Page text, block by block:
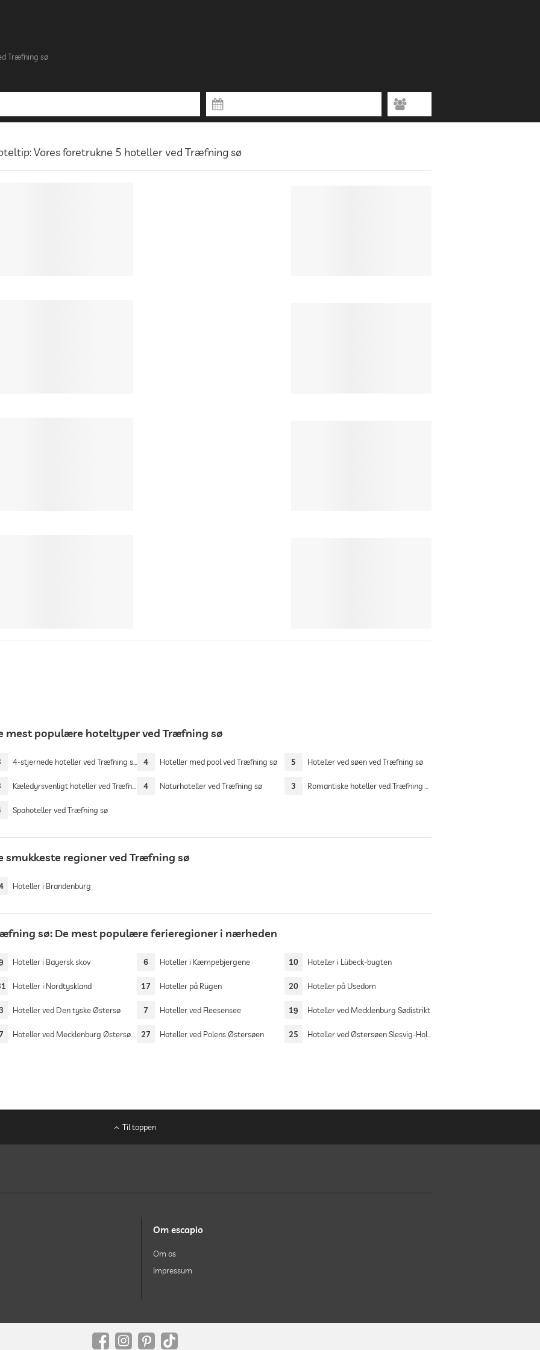
Træfning sø
Vores foretrukne 5 hoteller ved Træfning sø
mest populære hoteltyper ved Træfning sø
4-stjernede hoteller ved Træfning sø 4 Hoteller med pool ved Træfning sø 5 Hoteller ved søen ved Træfning sø
Kæledyrsvenligt hoteller ved Træfning sø 4 Naturhoteller ved Træfning sø 3 Romantiske hoteller ved Træfning sø
Spahoteller ved Træfning sø
smukkeste regioner ved Træfning sø
Hoteller i Brandenburg
sø: De mest populære ferieregioner i nærheden
Hoteller i Bayersk skov 6 Hoteller i Kæmpebjergene 10 Hoteller i Lübeck-bugten
Hoteller i Nordtyskland 17 Hoteller på Rügen 20 Hoteller på Usedom
Hoteller ved Den tyske Østersø 7 Hoteller ved Fleesensee 19 Hoteller ved Mecklenburg Sødistrikt
Hoteller ved Mecklenburg Østersøen 27 Hoteller ved Polens Østersøen 25 Hoteller ved Østersøen Slesvig-Holsten
Til toppen
Om escapio
Om os
Impressum